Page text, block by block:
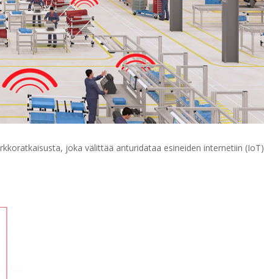
joka välittää anturidataa esineiden internetiin (IoT)